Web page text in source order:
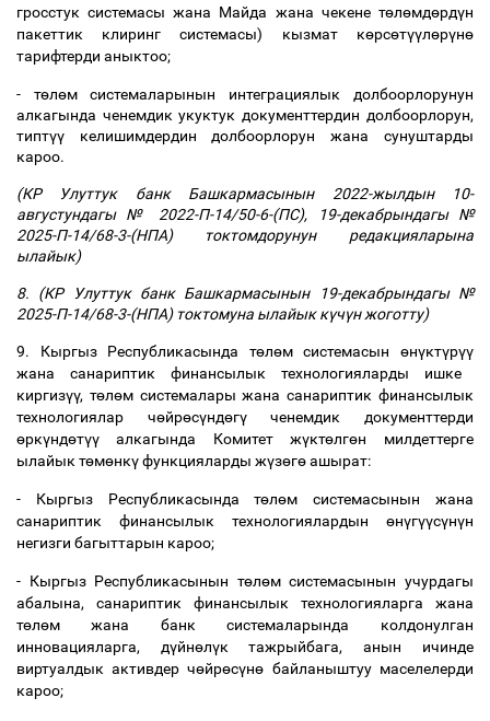
гросстук системасы жана Майда жана чекене төлөмдөрдүн
пакеттик клиринг системасы) кызмат көрсөтүүлөрүнө
тарифтерди аныктоо;
- төлөм системаларынын интеграциялык долбоорлорунун
алкагында ченемдик укуктук документтердин долбоорлорун,
типтүү келишимдердин долбоорлорун жана сунуштарды
кароо.
(КР Улуттук банк Башкармасынын 2022-жылдын 10-
августундагы № 2022-П-14/50-6-(ПС), 19-декабрындагы №
2025-П-14/68-3-(НПА) токтомдорунун редакцияларына
ылайык)
8. (КР Улуттук банк Башкармасынын 19-декабрындагы №
2025-П-14/68-3-(НПА) токтомуна ылайык күчүн жоготту)
9. Кыргыз Республикасында төлөм системасынөнүктүрүү
жана санариптик финансылык технологияларды ишке
киргизүү, төлөм системалары жана санариптик финансылык
технологиялар чөйрөсүндөгүченемдик документтерди
өркүндөтүү алкагында Комитет жүктөлгөн милдеттерге
ылайык төмөнкүфункцияларды жүзөгөашырат:
- Кыргыз Республикасында төлөм системасынын жана
санариптик финансылык технологиялардын өнүгүүсүнүн
негизги багыттарын кароо;
- Кыргыз Республикасынын төлөм системасынын учурдагы
абалына, санариптик финансылык технологияларга жана
төлөм жана банк системаларында колдонулган
инновацияларга, дүйнөлүк тажрыйбага, анын ичинде
виртуалдык активдер чөйрөсүнө байланыштуу маселелерди
кароо;